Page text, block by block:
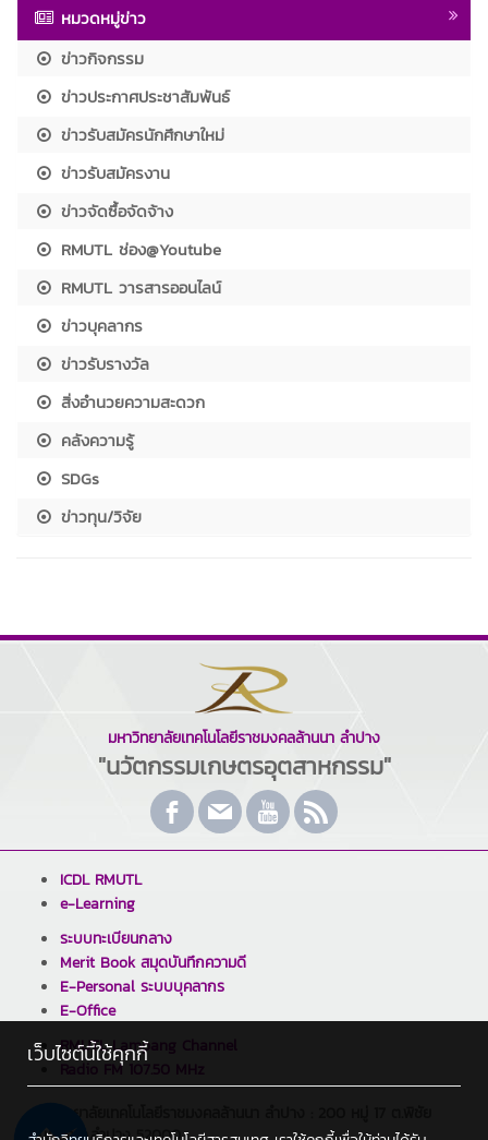
หมวดหมู่ข่าว
ข่าวกิจกรรม
ข่าวประกาศประชาสัมพันธ์
ข่าวรับสมัครนักศึกษาใหม่
ข่าวรับสมัครงาน
ข่าวจัดซื้อจัดจ้าง
RMUTL ช่อง@Youtube
RMUTL วารสารออนไลน์
ข่าวบุคลากร
ข่าวรับรางวัล
สิ่งอำนวยความสะดวก
คลังความรู้
SDGs
ข่าวทุน/วิจัย
มหาวิทยาลัยเทคโนโลยีราชมงคลล้านนา ลำปาง
"นวัตกรรมเกษตรอุตสาหกรรม"
ICDL RMUTL
e-Learning
ระบบทะเบียนกลาง
Merit Book สมุดบันทึกความดี
E-Personal ระบบบุคลากร
E-Office
RMUTL Lampang Channel
Radio FM 107.50 MHz
มหาวิทยาลัยเทคโนโลยีราชมงคลล้านนา ลำปาง : 200 หมู่ 17 ต.พิชัย
อ.เมือง จ.ลำปาง 52000
เว็บไซต์นี้ใช้คุกกี้